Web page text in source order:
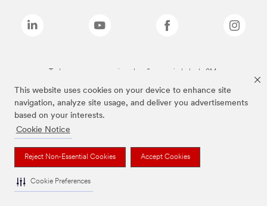
This website uses cookies on your device to enhance site
navigation, analyze site usage, and deliver you advertisements
based on your interests.
Cookie Notice
Reject Non-Essential Cookies Accept Cookies
Cookie Preferences
Todas as marcas mencionadas são propriedade da 3M.